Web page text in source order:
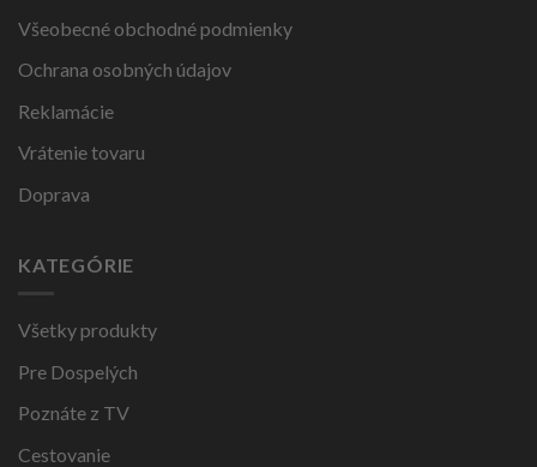
Všeobecné obchodné podmienky
Ochrana osobných údajov
Reklamácie
Vrátenie tovaru
Doprava
KATEGÓRIE
Všetky produkty
Pre Dospelých
Poznáte z TV
Cestovanie